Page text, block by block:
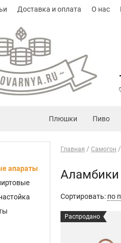
Доставка и оплата О нас
Плюшки Пиво
Главная Самогон
Аламбики
Сортировать: по
Распродано
апараты